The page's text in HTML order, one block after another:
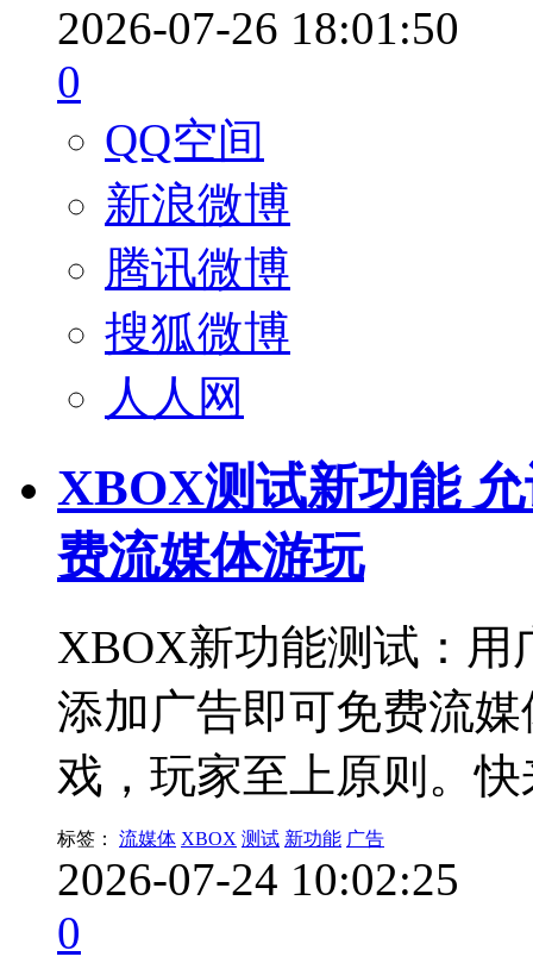
2026-07-26 18:01:50
0
QQ空间
新浪微博
腾讯微博
搜狐微博
人人网
XBOX测试新功能
费流媒体游玩
XBOX新功能测试：
添加广告即可免费流
戏，玩家至上原则。
标签： 流媒体 XBOX 测试 新功能 广告
2026-07-24 10:02:25
0